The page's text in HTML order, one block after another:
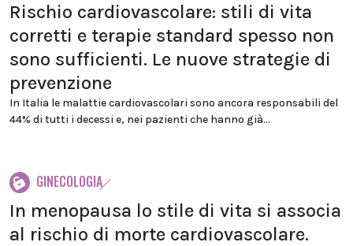
Rischio cardiovascolare: stili di vita
corretti e terapie standard spesso non
sono sufficienti. Le nuove strategie di
prevenzione
In Italia le malattie cardiovascolari sono ancora responsabili del
44% di tutti i decessi e, nei pazienti che hanno già...
GINECOLOGIA
In menopausa lo stile di vita si associa
al rischio di morte cardiovascolare.